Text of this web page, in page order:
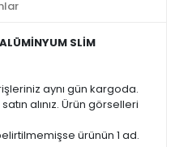
SLİM
aynı gün kargoda.
alınız. Ürün görselleri
ürünün 1 ad.